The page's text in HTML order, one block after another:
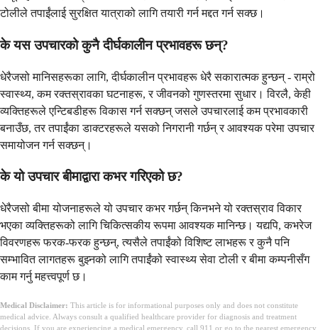
टोलीले तपाईंलाई सुरक्षित यात्राको लागि तयारी गर्न मद्दत गर्न सक्छ।
के यस उपचारको कुनै दीर्घकालीन प्रभावहरू छन्?
धेरैजसो मानिसहरूका लागि, दीर्घकालीन प्रभावहरू धेरै सकारात्मक हुन्छन् - राम्रो
स्वास्थ्य, कम रक्तस्रावका घटनाहरू, र जीवनको गुणस्तरमा सुधार। विरलै, केही
व्यक्तिहरूले एन्टिबडीहरू विकास गर्न सक्छन् जसले उपचारलाई कम प्रभावकारी
बनाउँछ, तर तपाईंका डाक्टरहरूले यसको निगरानी गर्छन् र आवश्यक परेमा उपचार
समायोजन गर्न सक्छन्।
के यो उपचार बीमाद्वारा कभर गरिएको छ?
धेरैजसो बीमा योजनाहरूले यो उपचार कभर गर्छन् किनभने यो रक्तस्राव विकार
भएका व्यक्तिहरूको लागि चिकित्सकीय रूपमा आवश्यक मानिन्छ। यद्यपि, कभरेज
विवरणहरू फरक-फरक हुन्छन्, त्यसैले तपाईंको विशिष्ट लाभहरू र कुनै पनि
सम्भावित लागतहरू बुझ्नको लागि तपाईंको स्वास्थ्य सेवा टोली र बीमा कम्पनीसँग
काम गर्नु महत्त्वपूर्ण छ।
Medical Disclaimer: This article is for informational purposes only and does not constitute
medical advice. Always consult a qualified healthcare provider for diagnosis and treatment
decisions. If you are experiencing a medical emergency, call 911 or go to the nearest emergency